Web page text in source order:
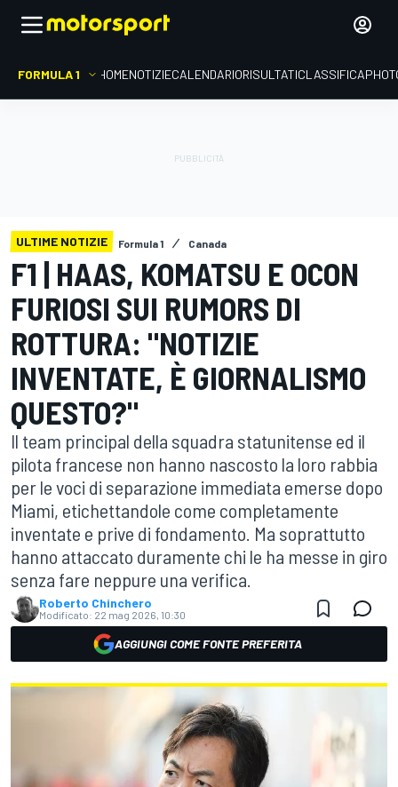
FORMULA 1 HOMENOTIZIECALENDARIORISULTATICLASSIFICA
ULTIME NOTIZIE Formula 1 Canada
F1 | HAAS, KOMATSU E OCON
FURIOSI SUI RUMORS DI
ROTTURA: "NOTIZIE
INVENTATE, È GIORNALISMO
QUESTO?"
Il team principal della squadra statunitense ed il
pilota francese non hanno nascosto la loro rabbia
per le voci di separazione immediata emerse dopo
Miami, etichettandole come completamente
inventate e prive di fondamento. Ma soprattutto
hanno attaccato duramente chi le ha messe in giro
senza fare neppure una verifica.
Roberto Chinchero
Modificato: 22 mag 2026, 10:30
AGGIUNGI COME FONTE PREFERITA